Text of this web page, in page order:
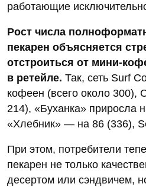
работающие
Рост числа
пекарен объясняется
отстроиться от
в ретейле. Так, сеть Surf
кофеен (всего около 300),
214), «Буханка» приросла
«Хлебник» — на 86 (336),
При этом, потребители
пекарен не только
десертом или сэндвичем,